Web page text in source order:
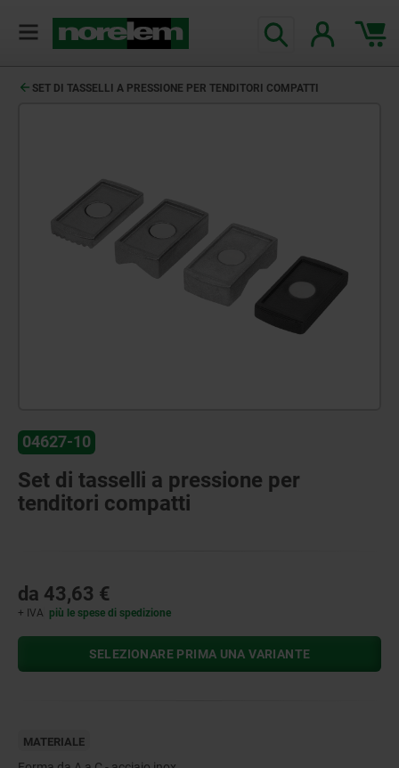
SET DI TASSELLI A PRESSIONE PER TENDITORI COMPATTI
04627-10
Set di tasselli a pressione per
tenditori compatti
da 43,63 €
+ IVA più le spese di spedizione
SELEZIONARE PRIMA UNA VARIANTE
MATERIALE